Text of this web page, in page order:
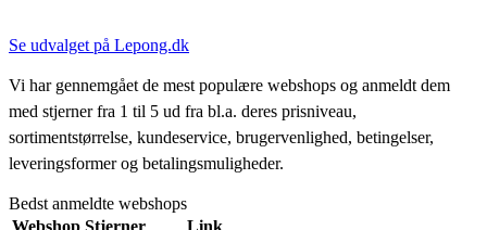
Se udvalget på Lepong.dk
Vi har gennemgået de mest populære webshops og anmeldt dem
med stjerner fra 1 til 5 ud fra bl.a. deres prisniveau,
sortimentstørrelse, kundeservice, brugervenlighed, betingelser,
leveringsformer og betalingsmuligheder.
Bedst anmeldte webshops
Webshop Stjerner Link